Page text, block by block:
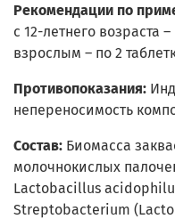
Рекомендации по
с 12-летнего возраста
взрослым – по 2
Противопоказания:
непереносимость
Состав: Биомасса
молочнокислых
Lactobacillus
Streptobacterium